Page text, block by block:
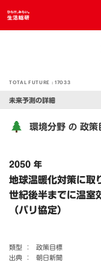
TOTAL FUTURE :17033
未来予測の詳細
環境分野 の 政策
2050 年
地球温暖化対策に取
世紀後半までに温室
（パリ協定）
類型 ：
政策目標
出典 ：
朝日新聞